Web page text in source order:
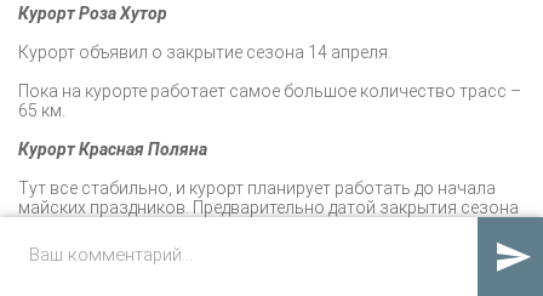
Курорт Роза Хутор
Курорт объявил о закрытие сезона 14 апреля.
Пока на курорте работает самое большое количество трасс –
65 км.
Курорт Красная Поляна
Тут все стабильно, и курорт планирует работать до начала
майских праздников. Предварительно датой закрытия сезона
Цирк-2 наше всё в мае! Кстати, там и сейчас работает
